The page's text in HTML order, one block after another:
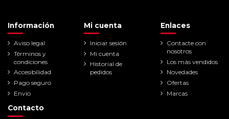
Información
Aviso legal
Términos y
condiciones
Accesibilidad
Pago seguro
Envío
Mi cuenta
Iniciar sesión
Mi cuenta
Historial de
pedidos
Enlaces
Contacte con
nosotros
Los más vendidos
Novedades
Ofertas
Marcas
Contacto